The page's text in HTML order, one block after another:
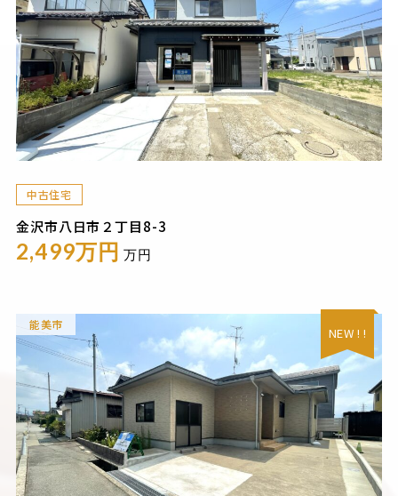
中古住宅
金沢市八日市２丁目8-3
2,499万円 万円
能美市
NEW ! !